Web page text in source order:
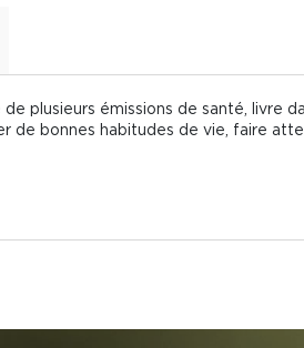
plusieurs émissions de santé, livre
de bonnes habitudes de vie, faire